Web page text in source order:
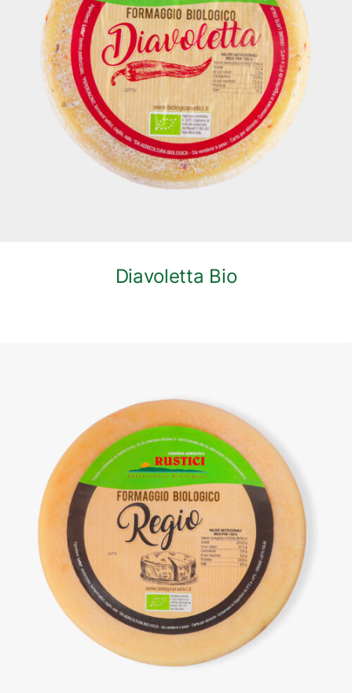
DETTAGLI
Diavoletta Bio
DETTAGLI